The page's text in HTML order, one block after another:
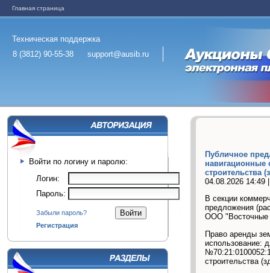
Главная страница
Техническая поддержка
8 (3812) 90-55-38
support@ausib.ru
Войти по логину и паролю:
Логин:
Пароль:
Забыли пароль?
Регистрация
Публичное
навигационные
строительства
04.08.2026 14:49
В секции
предложения
ООО "Восточные
Право аренды
использование:
строительства